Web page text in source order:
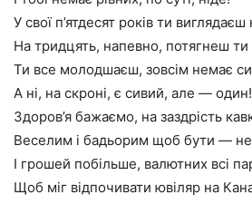
У свої п’ятдесят років ти
На тридцять, напевно, потягнеш ти
Ти все молодшаєш, зовсім немає
А ні, на скроні, є сивий, але — один!
Здоров’я бажаємо, на заздрість
Веселим і бадьорим щоб бути — не
І грошей побільше, валютних всі
Щоб міг відпочивати ювіляр на